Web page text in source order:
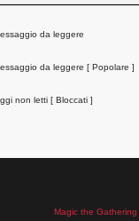
da leggere
da leggere [ Popolare ]
non letti [ Bloccati ]
Magic the Gathering